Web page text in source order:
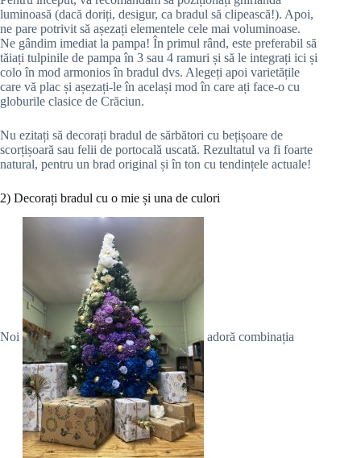
luminoasă (dacă doriți, desigur, ca bradul să clipească!). Apoi,
ne pare potrivit să așezați elementele cele mai voluminoase.
Ne gândim imediat la pampa! În primul rând, este preferabil să
tăiați tulpinile de pampa în 3 sau 4 ramuri și să le integrați ici și
colo în mod armonios în bradul dvs. Alegeți apoi varietățile
care vă plac și așezați-le în același mod în care ați face-o cu
globurile clasice de Crăciun.
Nu ezitați să decorați bradul de sărbători cu bețișoare de
scorțișoară sau felii de portocală uscată. Rezultatul va fi foarte
natural, pentru un brad original și în ton cu tendințele actuale!
2) Decorați bradul cu o mie și una de culori
Noi adoră combinația